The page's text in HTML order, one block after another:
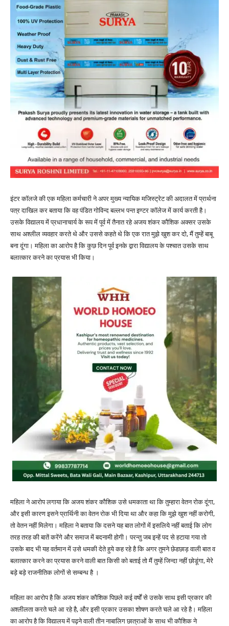
इंटर कॉलजे की एक महिला कर्मचारी ने अपर मुख्य न्यायिक मजिस्ट्रेट की अदालत में प्रार्थना
पत्र दाखिल कर बताया कि वह पंडित गोविन्द बल्लभ पन्त इण्टर कॉलेज में कार्य करती है।
उसके विद्यालय में प्रधानाचार्य के रूप में पूर्व में तैनात रहे अजय शंकर कौशिक अक्सर उसके
साथ अश्लील व्यवहार करते थे और उससे कहते थे कि एक रात मुझे खुश कर दो, मैं तुम्हें बाबू
बना दूंगा। महिला का आरोप है कि कुछ दिन पूर्व इनके द्वारा विद्यालय के पश्चात उसके साथ
बलात्कार करने का प्रयास भी किया।
महिला ने आरोप लगाया कि अजय शंकर कौशिक उसे धमकाता था कि तुम्हारा वेतन रोक दूंगा,
और इसी कारण इसने प्रार्थिनी का वेतन रोक भी दिया था और कहा कि मुझे खुश नहीं करोगी,
तो वेतन नहीं मिलेगा। महिला ने बताया कि दसने यह बात लोगों में इसलिये नहीं बताई कि लोग
तरह तरह की बातें करेंगे और समाज में बदनामी होगी। परन्तु जब इन्हें पद से हटाया गया तो
उसके बाद भी यह वर्तमान में उसे धमकी देते हुये कह रहे है कि अगर तुमने छेडछाड़ वाली बात व
बलात्कार करने का प्रयास करने वाली बात किसी को बताई तो मैं तुम्हें जिन्दा नहीं छोडूंगा, मेरे
बड़े बड़े राजनीतिक लोगों से सम्बन्ध है ।
महिला का आरोप है कि अजय शंकर कौशिक पिछले कई वर्षों से उसके साथ इसी प्रकार की
अश्लीलता करते चले आ रहे है, और इसी प्रकार उसका शोषण करते चले आ रहे है। महिला
का आरोप है कि विद्यालय में पढ़ने वाली तीन नाबालिग छात्राओं के साथ भी कौशिक ने